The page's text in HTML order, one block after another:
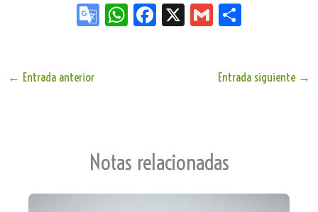
Go
te
W
Fa
X
G
← Entrada anterior Entrada siguiente →
Notas relacionadas